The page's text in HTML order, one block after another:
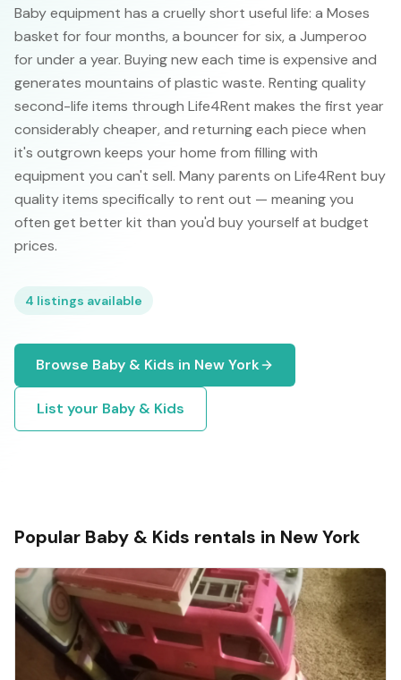
Baby equipment has a cruelly short useful life: a Moses
basket for four months, a bouncer for six, a Jumperoo
for under a year. Buying new each time is expensive and
generates mountains of plastic waste. Renting quality
second-life items through Life4Rent makes the first year
considerably cheaper, and returning each piece when
it's outgrown keeps your home from filling with
equipment you can't sell. Many parents on Life4Rent buy
quality items specifically to rent out — meaning you
often get better kit than you'd buy yourself at budget
prices.
4 listings available
Browse Baby & Kids in New York
List your Baby & Kids
Popular Baby & Kids rentals in New York